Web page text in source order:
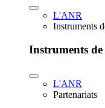
L'ANR
Instruments
Instruments
L'ANR
Partenariats